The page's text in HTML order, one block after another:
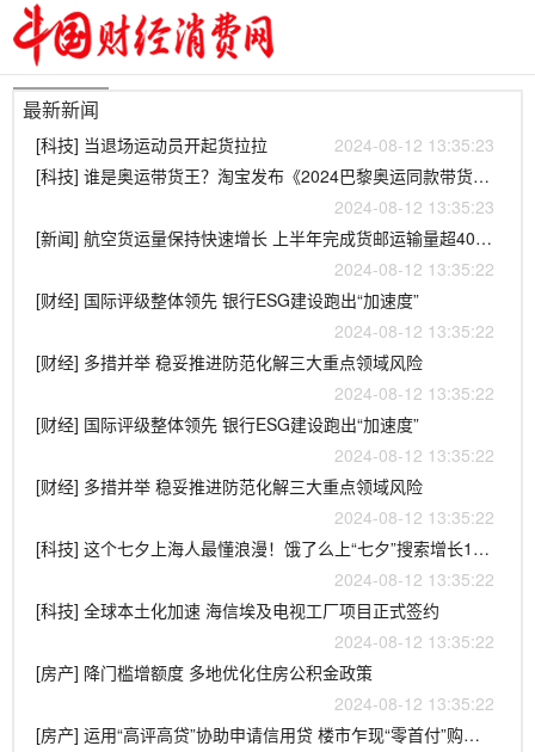
最新新闻
[科技] 当退场运动员开起货拉拉
2024-08-12 13:35:23
[科技] 谁是奥运带货王？淘宝发布《2024巴黎奥运同款带货力榜》，全红婵排名第一
2024-08-12 13:35:23
[新闻] 航空货运量保持快速增长 上半年完成货邮运输量超400万吨
2024-08-12 13:35:22
[财经] 国际评级整体领先 银行ESG建设跑出“加速度”
2024-08-12 13:35:22
[财经] 多措并举 稳妥推进防范化解三大重点领域风险
2024-08-12 13:35:22
[财经] 国际评级整体领先 银行ESG建设跑出“加速度”
2024-08-12 13:35:22
[财经] 多措并举 稳妥推进防范化解三大重点领域风险
2024-08-12 13:35:22
[科技] 这个七夕上海人最懂浪漫！饿了么上“七夕”搜索增长121倍
2024-08-12 13:35:22
[科技] 全球本土化加速 海信埃及电视工厂项目正式签约
2024-08-12 13:35:22
[房产] 降门槛增额度 多地优化住房公积金政策
2024-08-12 13:35:22
[房产] 运用“高评高贷”协助申请信用贷 楼市乍现“零首付”购房灰色操作